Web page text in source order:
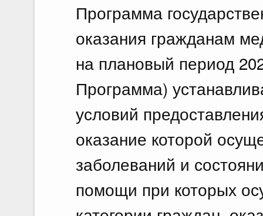
Программа
оказания гражданам
на плановый период
Программа)
условий
оказание которой
заболеваний и
помощи при которых